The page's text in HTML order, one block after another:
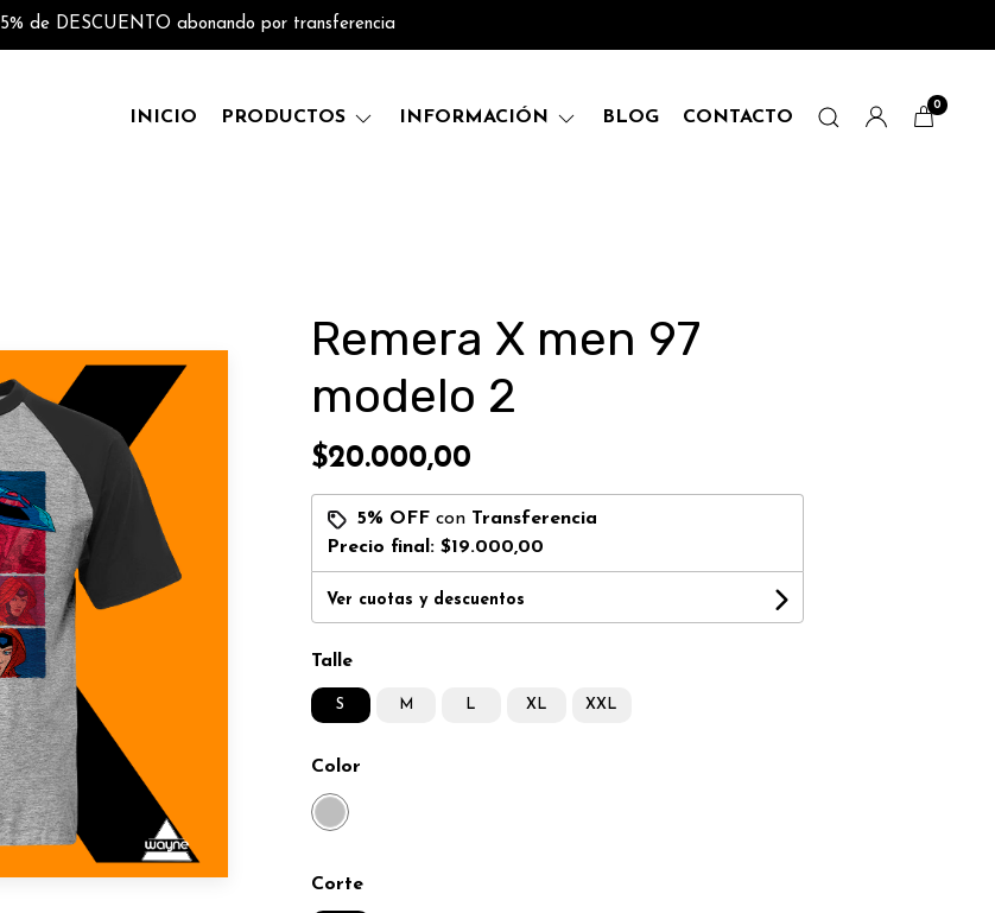
5% de DESCUENTO abonando por transferencia
INICIO PRODUCTOS INFORMACIÓN BLOG CONTACTO
0
Remera X men 97
modelo 2
$20.000,00
5% OFFcon Transferencia
Precio final: $19.000,00
Ver cuotas y descuentos
Talle
S M L XL XXL
Color
Corte